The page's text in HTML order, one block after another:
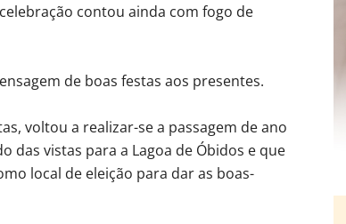
contou ainda com fogo de
de boas festas aos presentes.
voltou a realizar-se a passagem de ano
das vistas para a Lagoa de Óbidos e que
local de eleição para dar as boas-